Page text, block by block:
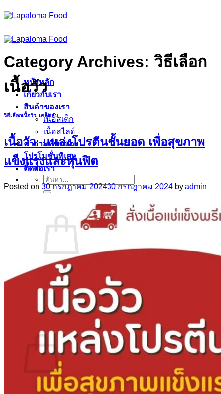
ข้าม
ไป
ยัง
หน้าหลัก
เกี่ยวกับเรา
สินค้าของเรา
เนื้อสเต็ก
เนื้อสไลด์
คำถามที่พบบ่อย
โปรโมชั่นพิเศษ
ติดต่อเรา
ค้นหา:
0.00 0
ไม่มีสินค้าในตะกร้า
ค้นหา:
ตะกร้าสินค้า
ไม่มีสินค้าในตะกร้า
Category Archives: วิธีเลือก
เนื้อวัว
วิธีเลือกเนื้อวัว, เคล็ดลับ
เนื้อวัว: แหล่งโปรตีนชั้นยอด เพื่อสุขภาพ
แข็งแรงและหุ่นฟิต
Posted on 30 กรกฎาคม 202430 กรกฎาคม 2024 by admin